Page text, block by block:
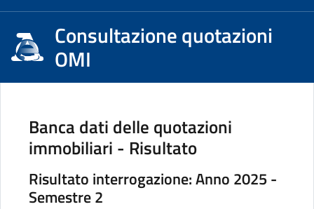
Consultazione quotazioni
OMI
Banca dati delle quotazioni
immobiliari - Risultato
Risultato interrogazione: Anno 2025 -
Semestre 2